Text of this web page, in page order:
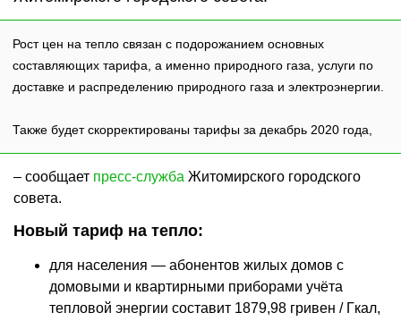
Рост цен на тепло связан с подорожанием основных
составляющих тарифа, а именно природного газа, услуги по
доставке и распределению природного газа и электроэнергии.
Также будет скорректированы тарифы за декабрь 2020 года,
– сообщает пресс-служба Житомирского городского
совета.
Новый тариф на тепло:
для населения — абонентов жилых домов с
домовыми и квартирными приборами учёта
тепловой энергии составит 1879,98 гривен / Гкал,